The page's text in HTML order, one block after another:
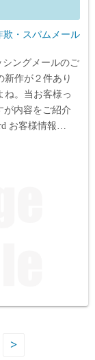
欺・スパムメール
ングメールのご
新作が２件あり
ね。当お客様っ
が内容をご紹介
お客様情報…
>